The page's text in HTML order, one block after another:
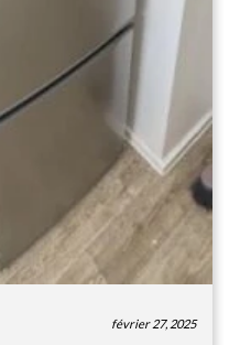
février 27, 2025